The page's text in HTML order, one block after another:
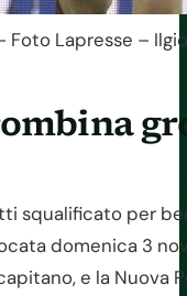
Foto Lapresse –
squalificato per
domenica 3
e la Nuova